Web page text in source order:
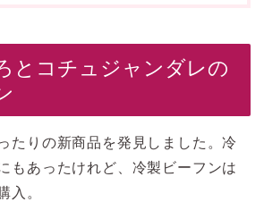
とコチュジャンダレの
たりの新商品を発見しました。冷
もあったけれど、冷製ビーフンは
入。